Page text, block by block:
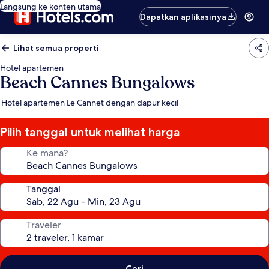
Langsung ke konten utama
Dapatkan aplikasinya
Lihat semua properti
Hotel apartemen
Beach Cannes Bungalows
Hotel apartemen Le Cannet dengan dapur kecil
Pilih tanggal untuk melihat harga
Ke mana?
Tanggal
Traveler